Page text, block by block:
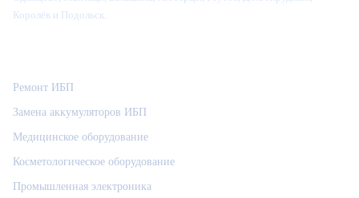
Королёв и Подольск.
Ремонт ИБП
Замена аккумуляторов ИБП
Медицинское оборудование
Косметологическое оборудование
Промышленная электроника